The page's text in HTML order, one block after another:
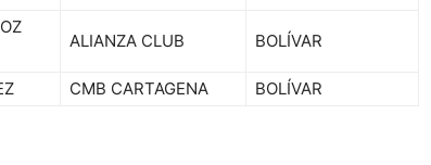
ALIANZA CLUB BOLÍVAR
CMB CARTAGENA BOLÍVAR